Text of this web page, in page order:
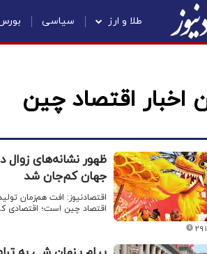
طلا و ارز سیاسی
اخبار اقتصاد چین
ظهور نشانه‌های زوال
جهان کم‌جان شد
اقتصادنیوز: افت هم‌زمان
اقتصاد چین است؛ اقتصادی